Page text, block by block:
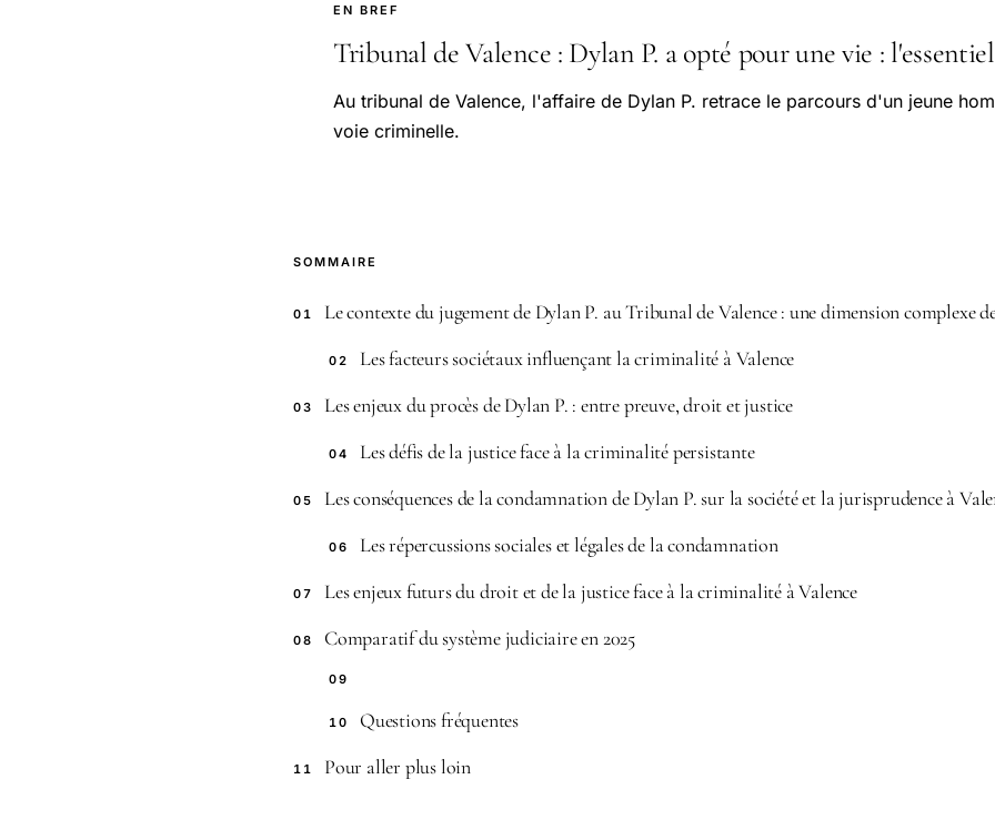
EN BREF
Tribunal de Valence : Dylan P. a opté pour une vie :
Au tribunal de Valence, l'affaire de Dylan P. retrace le parcours d'un jeune
voie criminelle.
SOMMAIRE
01 Le contexte du jugement de Dylan P. au Tribunal de Valence : une dimension complexe
02 Les facteurs sociétaux influençant la criminalité à Valence
03 Les enjeux du procès de Dylan P. : entre preuve, droit et justice
04 Les défis de la justice face à la criminalité persistante
05 Les conséquences de la condamnation de Dylan P. sur la société et la jurisprudence à
06 Les répercussions sociales et légales de la condamnation
07 Les enjeux futurs du droit et de la justice face à la criminalité à Valence
08 Comparatif du système judiciaire en 2025
09
10 Questions fréquentes
11 Pour aller plus loin